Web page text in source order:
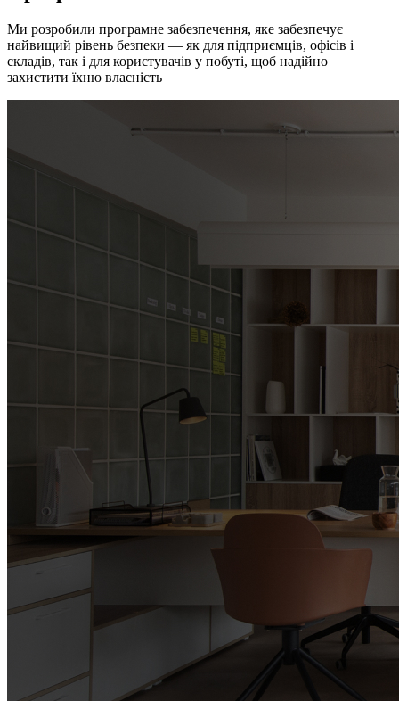
Ми розробили програмне забезпечення, яке забезпечує
найвищий рівень безпеки — як для підприємців, офісів і
складів, так і для користувачів у побуті, щоб надійно
захистити їхню власність